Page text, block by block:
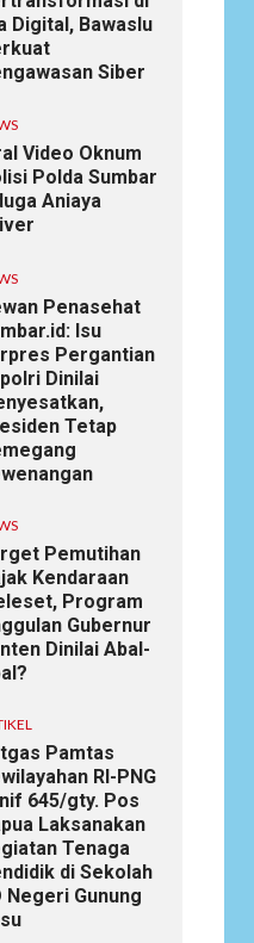
Digital, Bawaslu
Siber
Video Oknum
Polda Sumbar
Aniaya
Penasehat
Isu
Pergantian
Dinilai
Tetap
Pemutihan
Kendaraan
Program
Gubernur
Dinilai Abal-
Pamtas
RI-PNG
645/gty. Pos
Laksanakan
Tenaga
di Sekolah
Negeri Gunung